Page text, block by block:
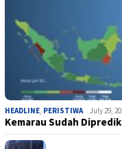
HEADLINE, PERISTIWA July 29,
Kemarau Sudah